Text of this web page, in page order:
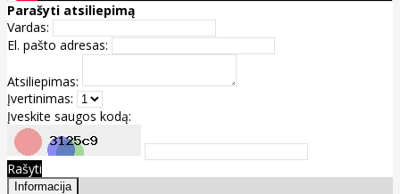
Parašyti atsiliepimą
Vardas:
El. pašto adresas:
Atsiliepimas:
Įvertinimas:
Įveskite saugos kodą:
Rašyti
Informacija